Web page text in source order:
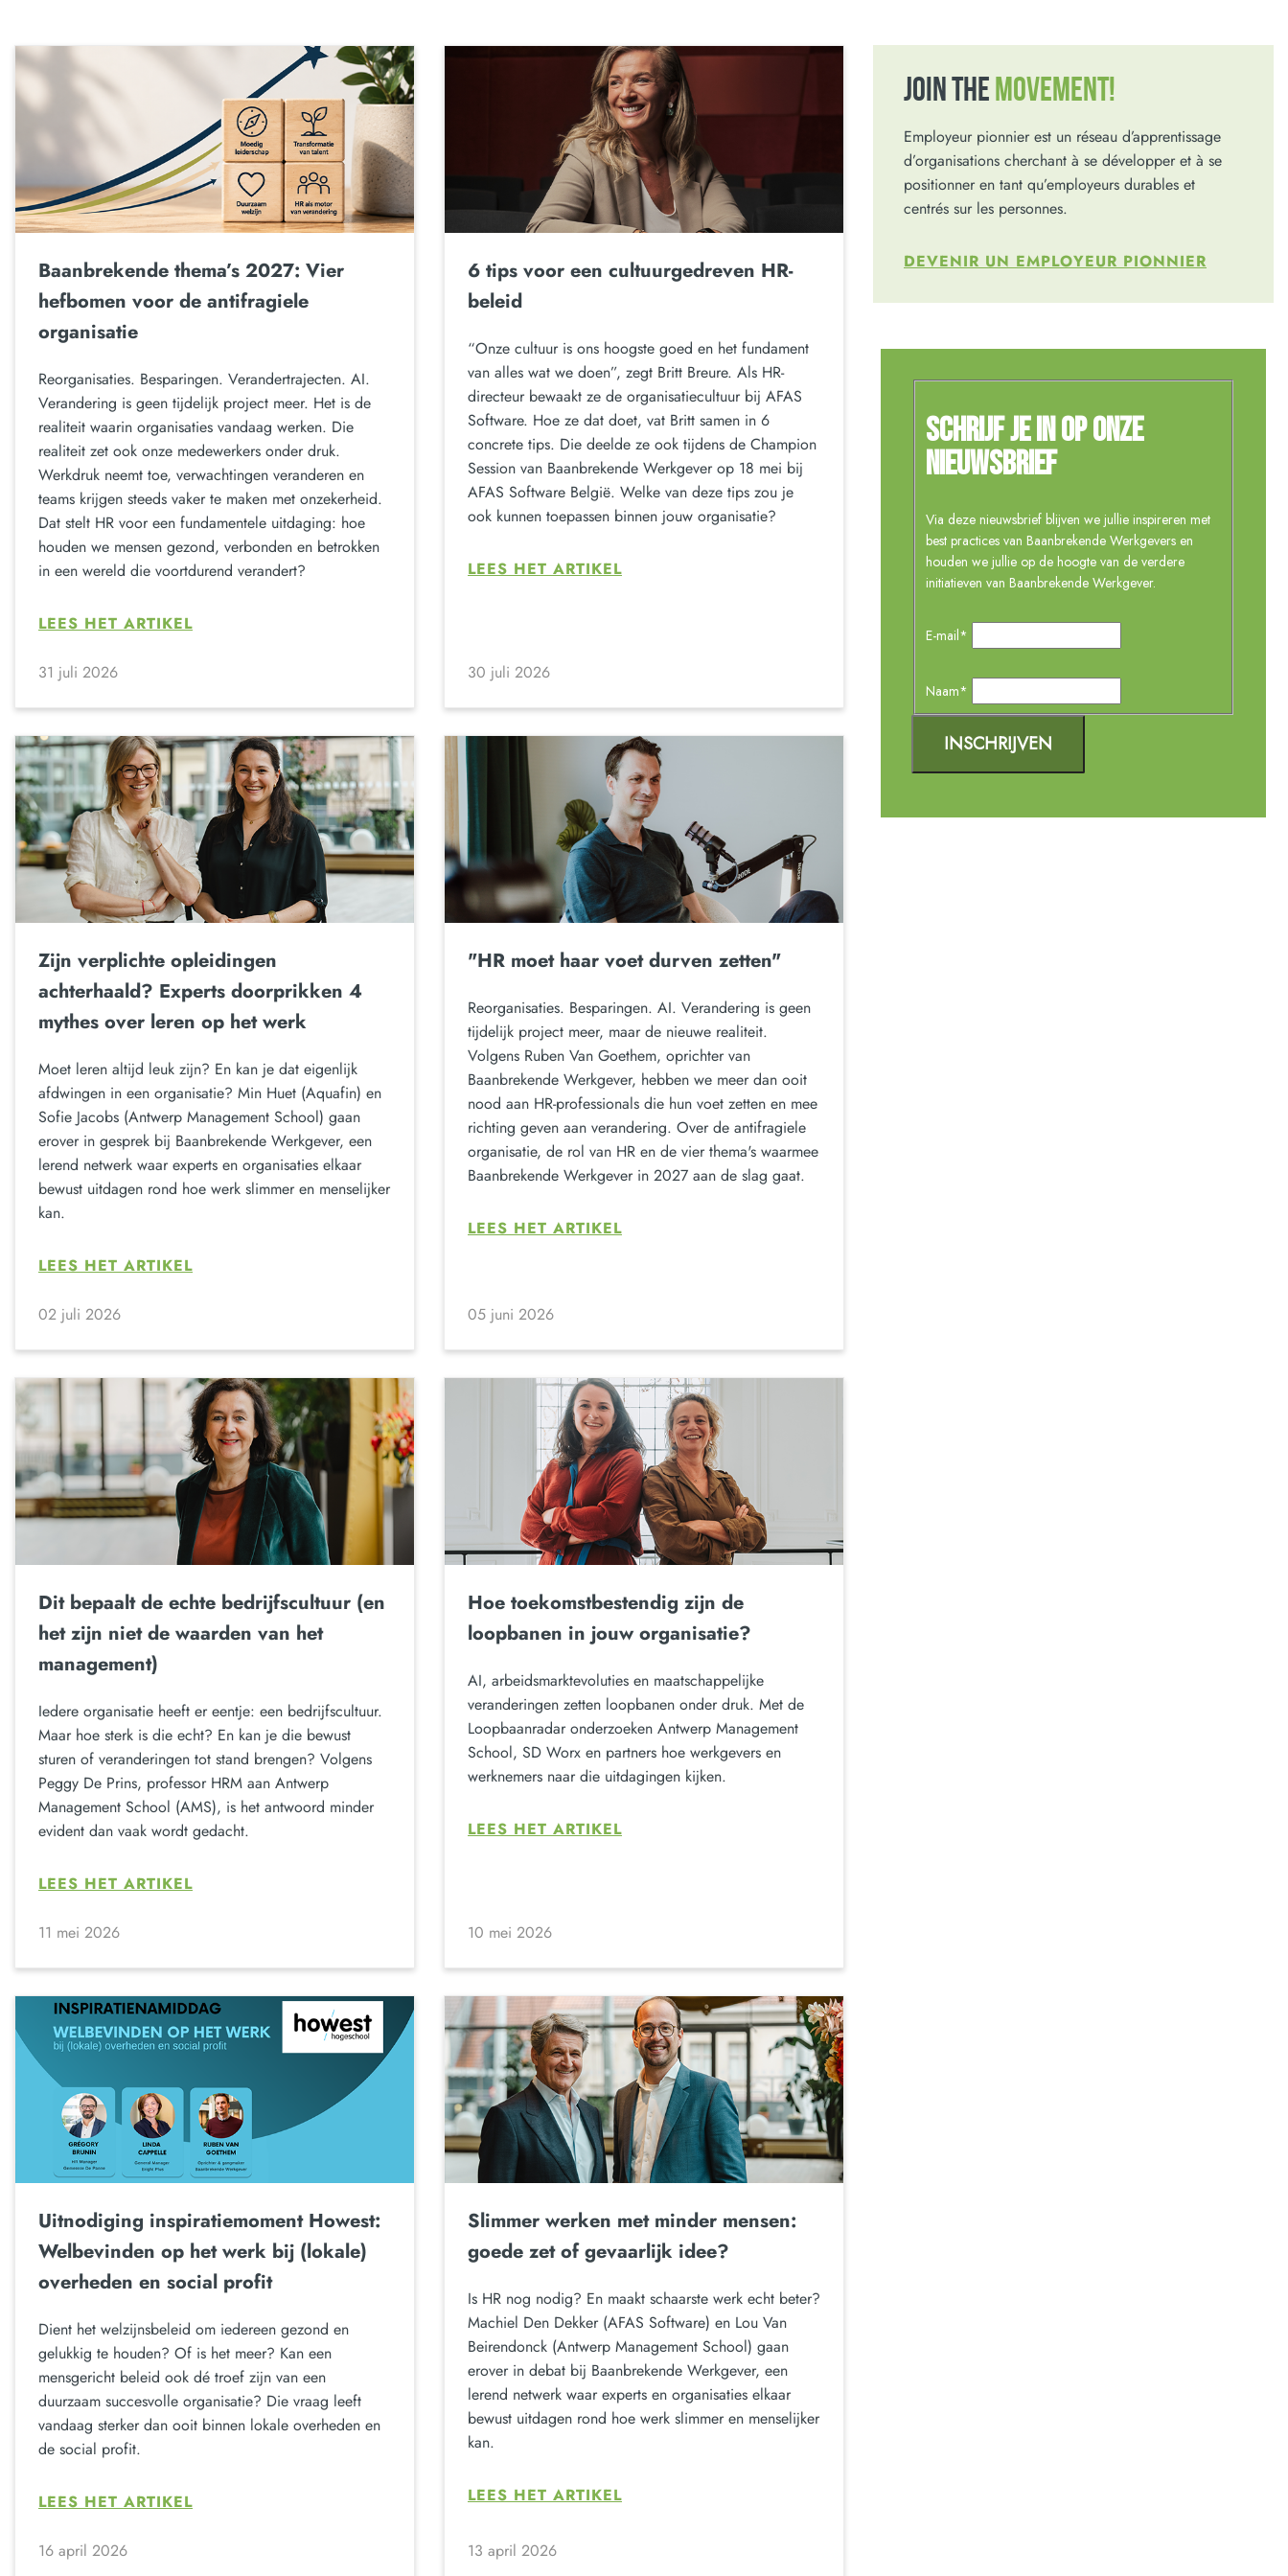
Baanbrekende thema’s 2027: Vier
hefbomen voor de antifragiele
organisatie
Reorganisaties. Besparingen. Verandertrajecten. AI.
Verandering is geen tijdelijk project meer. Het is de
realiteit waarin organisaties vandaag werken. Die
realiteit zet ook onze medewerkers onder druk.
Werkdruk neemt toe, verwachtingen veranderen en
teams krijgen steeds vaker te maken met onzekerheid.
Dat stelt HR voor een fundamentele uitdaging: hoe
houden we mensen gezond, verbonden en betrokken
in een wereld die voortdurend verandert?
LEES HET ARTIKEL
31 juli 2026
6 tips voor een cultuurgedreven HR-
beleid
“Onze cultuur is ons hoogste goed en het fundament
van alles wat we doen”, zegt Britt Breure. Als HR-
directeur bewaakt ze de organisatiecultuur bij AFAS
Software. Hoe ze dat doet, vat Britt samen in 6
concrete tips. Die deelde ze ook tijdens de Champion
Session van Baanbrekende Werkgever op 18 mei bij
AFAS Software België. Welke van deze tips zou je
ook kunnen toepassen binnen jouw organisatie?
LEES HET ARTIKEL
30 juli 2026
Zijn verplichte opleidingen
achterhaald? Experts doorprikken 4
mythes over leren op het werk
Moet leren altijd leuk zijn? En kan je dat eigenlijk
afdwingen in een organisatie? Min Huet (Aquafin) en
Sofie Jacobs (Antwerp Management School) gaan
erover in gesprek bij Baanbrekende Werkgever, een
lerend netwerk waar experts en organisaties elkaar
bewust uitdagen rond hoe werk slimmer en menselijker
kan.
LEES HET ARTIKEL
02 juli 2026
"HR moet haar voet durven zetten"
Reorganisaties. Besparingen. AI. Verandering is geen
tijdelijk project meer, maar de nieuwe realiteit.
Volgens Ruben Van Goethem, oprichter van
Baanbrekende Werkgever, hebben we meer dan ooit
nood aan HR-professionals die hun voet zetten en mee
richting geven aan verandering. Over de antifragiele
organisatie, de rol van HR en de vier thema's waarmee
Baanbrekende Werkgever in 2027 aan de slag gaat.
LEES HET ARTIKEL
05 juni 2026
Dit bepaalt de echte bedrijfscultuur (en
het zijn niet de waarden van het
management)
Iedere organisatie heeft er eentje: een bedrijfscultuur.
Maar hoe sterk is die echt? En kan je die bewust
sturen of veranderingen tot stand brengen? Volgens
Peggy De Prins, professor HRM aan Antwerp
Management School (AMS), is het antwoord minder
evident dan vaak wordt gedacht.
LEES HET ARTIKEL
11 mei 2026
Hoe toekomstbestendig zijn de
loopbanen in jouw organisatie?
AI, arbeidsmarktevoluties en maatschappelijke
veranderingen zetten loopbanen onder druk. Met de
Loopbaanradar onderzoeken Antwerp Management
School, SD Worx en partners hoe werkgevers en
werknemers naar die uitdagingen kijken.
LEES HET ARTIKEL
10 mei 2026
Uitnodiging inspiratiemoment Howest:
Welbevinden op het werk bij (lokale)
overheden en social profit
Dient het welzijnsbeleid om iedereen gezond en
gelukkig te houden? Of is het meer? Kan een
mensgericht beleid ook dé troef zijn van een
duurzaam succesvolle organisatie? Die vraag leeft
vandaag sterker dan ooit binnen lokale overheden en
de social profit.
LEES HET ARTIKEL
16 april 2026
Slimmer werken met minder mensen:
goede zet of gevaarlijk idee?
Is HR nog nodig? En maakt schaarste werk echt beter?
Machiel Den Dekker (AFAS Software) en Lou Van
Beirendonck (Antwerp Management School) gaan
erover in debat bij Baanbrekende Werkgever, een
lerend netwerk waar experts en organisaties elkaar
bewust uitdagen rond hoe werk slimmer en menselijker
kan.
LEES HET ARTIKEL
13 april 2026
JOIN THE MOVEMENT!
Employeur pionnier est un réseau d’apprentissage
d’organisations cherchant à se développer et à se
positionner en tant qu’employeurs durables et
centrés sur les personnes.
DEVENIR UN EMPLOYEUR PIONNIER